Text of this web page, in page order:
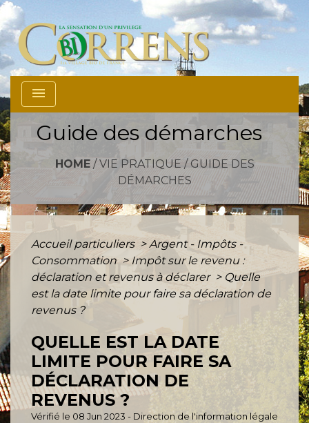
menu
Guide des démarches
HOME/ VIE PRATIQUE / GUIDE DES
DÉMARCHES
Accueil particuliers > Argent - Impôts -
Consommation > Impôt sur le revenu :
déclaration et revenus à déclarer > Quelle
est la date limite pour faire sa déclaration de
revenus ?
QUELLE EST LA DATE
LIMITE POUR FAIRE SA
DÉCLARATION DE
REVENUS ?
Vérifié le 08 Jun 2023 - Direction de l'information légale